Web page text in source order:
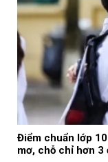
Điểm chuẩn lớp
mơ, chỗ chỉ hơn 3